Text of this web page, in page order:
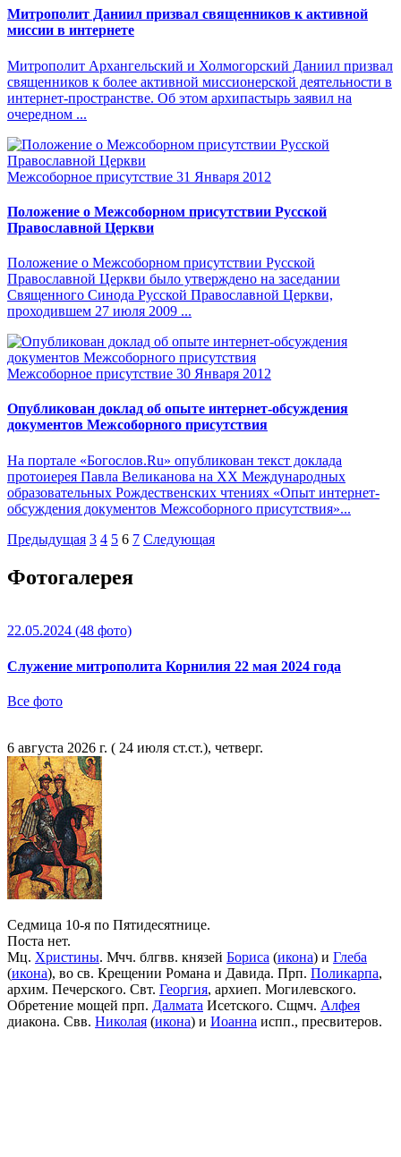
Митрополит Даниил призвал священников к активной
миссии в интернете
Митрополит Архангельский и Холмогорский Даниил призвал
священников к более активной миссионерской деятельности в
интернет-пространстве. Об этом архипастырь заявил на
очередном ...
Межсоборное присутствие 31 Января 2012
Положение о Межсоборном присутствии Русской
Православной Церкви
Положение о Межсоборном присутствии Русской
Православной Церкви было утверждено на заседании
Священного Синода Русской Православной Церкви,
проходившем 27 июля 2009 ...
Межсоборное присутствие 30 Января 2012
Опубликован доклад об опыте интернет-обсуждения
документов Межсоборного присутствия
На портале «Богослов.Ru» опубликован текст доклада
протоиерея Павла Великанова на ХХ Международных
образовательных Рождественских чтениях «Опыт интернет-
обсуждения документов Межсоборного присутствия»...
Предыдущая 3 4 5 6 7 Следующая
Фотогалерея
22.05.2024 (48 фото)
Служение митрополита Корнилия 22 мая 2024 года
Все фото
6 августа 2026 г. ( 24 июля ст.ст.), четверг.
Седмица 10-я по Пятидесятнице.
Поста нет.
Мц. Христины. Мчч. блгвв. князей Бориса (икона) и Глеба
(икона), во св. Крещении Романа и Давида. Прп. Поликарпа,
архим. Печерского. Свт. Георгия, архиеп. Могилевского.
Обретение мощей прп. Далмата Исетского. Сщмч. Алфея
диакона. Свв. Николая (икона) и Иоанна испп., пресвитеров.